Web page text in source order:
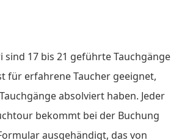
sind 17 bis 21 geführte Tauchgänge
für erfahrene Taucher geeignet,
absolviert haben. Jeder
bekommt bei der Buchung
ausgehändigt, das von